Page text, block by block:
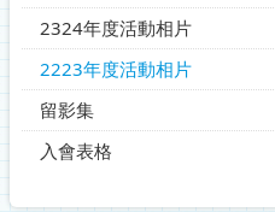
2324年度活動相片
2223年度活動相片
留影集
入會表格